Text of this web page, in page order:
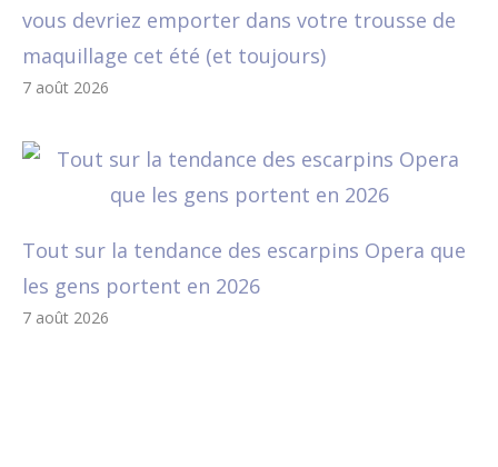
vous devriez emporter dans votre trousse de
maquillage cet été (et toujours)
7 août 2026
Tout sur la tendance des escarpins Opera que
les gens portent en 2026
7 août 2026